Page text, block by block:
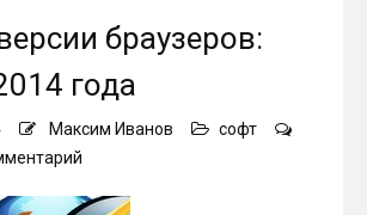
браузеров:
года
Максим Иванов
софт
версии